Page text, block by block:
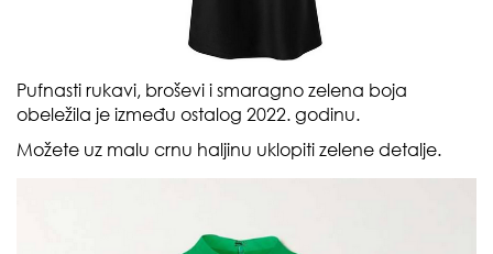
Pufnasti rukavi, broševi i smaragno zelena boja
obeležila je između ostalog 2022. godinu.
Možete uz malu crnu haljinu uklopiti zelene detalje.